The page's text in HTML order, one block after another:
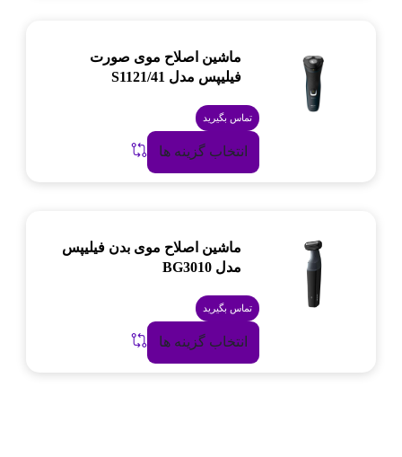
ماشین اصلاح موی صورت
فیلیپس مدل S1121/41
تماس بگیرید
انتخاب گزینه ها
ماشین اصلاح موی بدن فیلیپس
مدل BG3010
تماس بگیرید
انتخاب گزینه ها